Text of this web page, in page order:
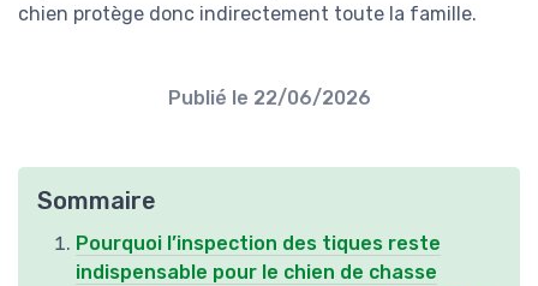
chien protège donc indirectement toute la famille.
Publié le 22/06/2026
Sommaire
Pourquoi l’inspection des tiques reste
indispensable pour le chien de chasse